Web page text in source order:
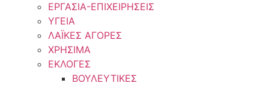
ΕΡΓΑΣΙΑ-ΕΠΙΧΕΙΡΗΣΕΙΣ
ΥΓΕΙΑ
ΛΑΪΚΕΣ ΑΓΟΡΕΣ
ΧΡΗΣΙΜΑ
ΕΚΛΟΓΕΣ
ΒΟΥΛΕΥΤΙΚΕΣ